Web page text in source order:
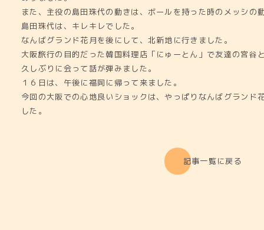
また、主役の島田珠代の動きは、ボールを持った時のメッシの
島田珠代は、キレキレでした。
なんばグランド花月を後にして、北新地に行きました。
大阪旅行の目的だった韓国料理店「にゅーとん」で友達の宮谷
久しぶりに会って話が弾みました。
１６日は、午後に福岡に帰って来ました。
今回の大阪での心地良いショックは、やっぱりなんばグランド
した。
記事一覧に戻る